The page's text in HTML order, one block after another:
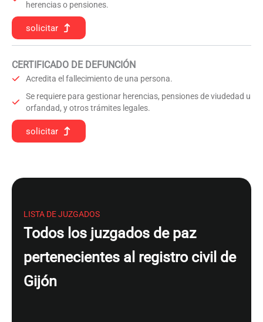
herencias o pensiones.
solicitar
CERTIFICADO DE DEFUNCIÓN
Acredita el fallecimiento de una persona.
Se requiere para gestionar herencias, pensiones de viudedad u
orfandad, y otros trámites legales.
solicitar
LISTA DE JUZGADOS
Todos los juzgados de paz
pertenecientes al registro civil de
Gijón